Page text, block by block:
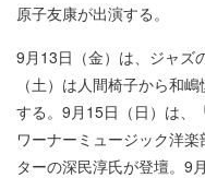
原子友康が出演する。
9月13日（金）は、ジャズ
（土）は人間椅子から和
する。9月15日（日）は、
ワーナーミュージック洋
ターの深民淳氏が登壇。9